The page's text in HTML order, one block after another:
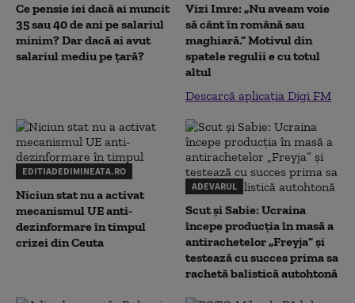
Ce pensie iei dacă ai muncit
35 sau 40 de ani pe salariul
minim? Dar dacă ai avut
salariul mediu pe țară?
Vizi Imre: „Nu aveam voie
să cânt în română sau
maghiară.” Motivul din
spatele regulii e cu totul
altul
Descarcă aplicația Digi FM
EDITIADEDIMINEATA.RO
Niciun stat nu a activat
mecanismul UE anti-
dezinformare în timpul
crizei din Ceuta
ADEVARUL
Scut și Sabie: Ucraina
începe producția în masă a
antirachetelor „Freyja” și
testează cu succes prima sa
rachetă balistică autohtonă